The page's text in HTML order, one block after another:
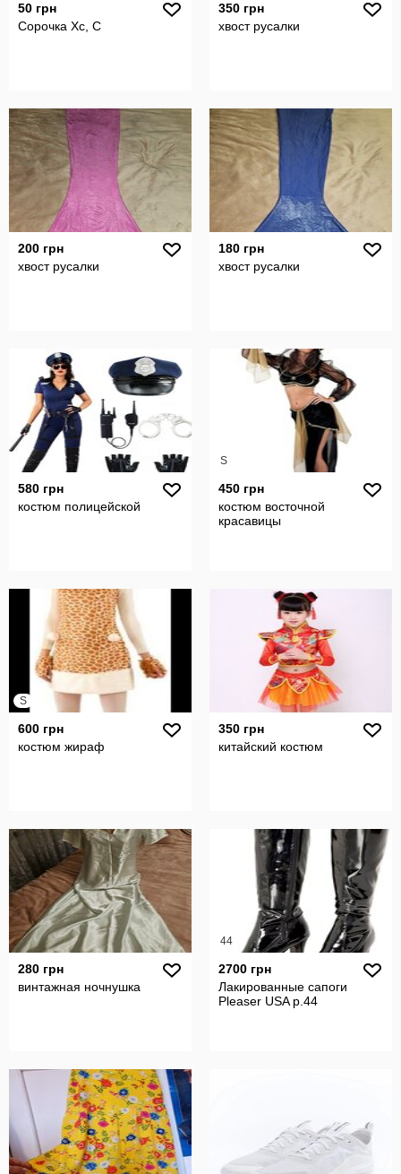
50 грн
Сорочка Хс, С
350 грн
хвост русалки
200 грн
хвост русалки
180 грн
хвост русалки
580 грн
костюм полицейской
S
450 грн
костюм восточной
красавицы
S
600 грн
костюм жираф
350 грн
китайский костюм
280 грн
винтажная ночнушка
44
2700 грн
Лакированные сапоги
Pleaser USA р.44